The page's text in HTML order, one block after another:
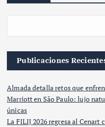
Publicaciones
Almada detalla retos que
Marriott en São Paulo: lujo
únicas
La FILIJ 2026 regresa al